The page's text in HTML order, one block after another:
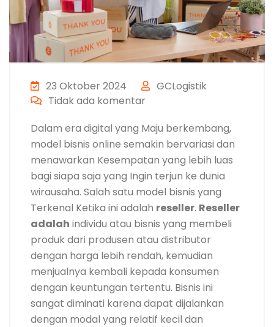
23 Oktober 2024
GCLogistik
Tidak ada komentar
Dalam era digital yang Maju berkembang,
model bisnis online semakin bervariasi dan
menawarkan Kesempatan yang lebih luas
bagi siapa saja yang Ingin terjun ke dunia
wirausaha. Salah satu model bisnis yang
Terkenal Ketika ini adalah reseller. Reseller
adalah individu atau bisnis yang membeli
produk dari produsen atau distributor
dengan harga lebih rendah, kemudian
menjualnya kembali kepada konsumen
dengan keuntungan tertentu. Bisnis ini
sangat diminati karena dapat dijalankan
dengan modal yang relatif kecil dan